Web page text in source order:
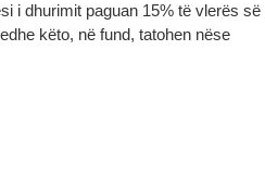
i dhurimit paguan 15% të vlerës së
këto, në fund, tatohen nëse